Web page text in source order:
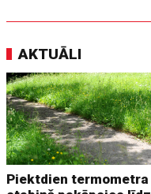
AKTUĀLI
Piektdien termometra